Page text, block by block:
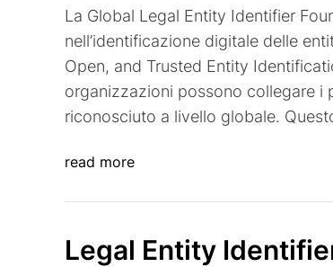
La Global Legal Entity Identifier
nell’identificazione digitale delle
Open, and Trusted Entity
organizzazioni possono collegare i
riconosciuto a livello globale.
read more
Legal Entity